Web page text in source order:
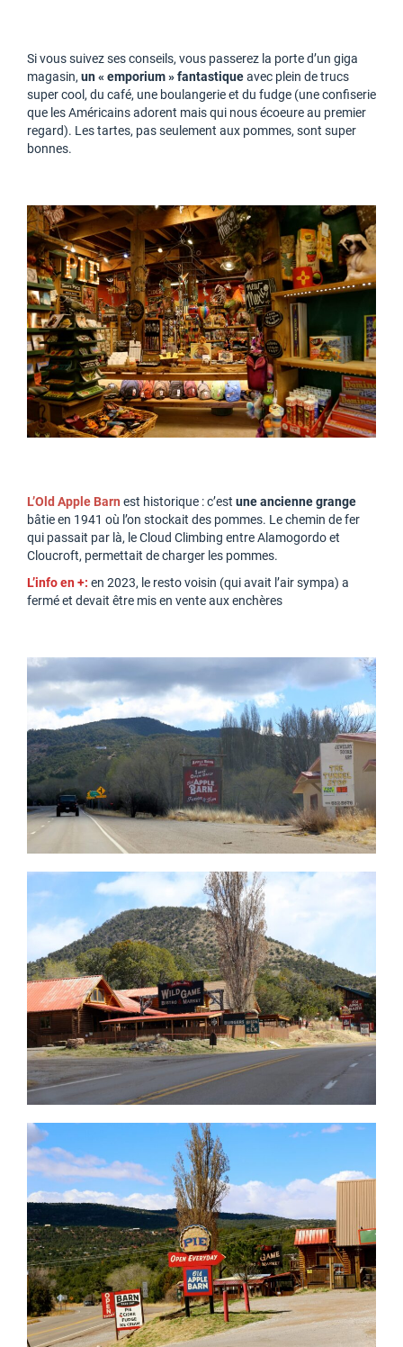
Si vous suivez ses conseils, vous passerez la porte d’un giga
magasin, un « emporium » fantastiqueavec plein de trucs
super cool, du café, une boulangerie et du fudge (une confiserie
que les Américains adorent mais qui nous écoeure au premier
regard). Les tartes, pas seulement aux pommes, sont super
bonnes.
L’Old Apple Barn est historique : c’est une ancienne grange
bâtie en 1941 où l’on stockait des pommes. Le chemin de fer
qui passait par là, le Cloud Climbing entre Alamogordo et
Cloucroft, permettait de charger les pommes.
L’info en +: en 2023, le resto voisin (qui avait l’air sympa) a
fermé et devait être mis en vente aux enchères